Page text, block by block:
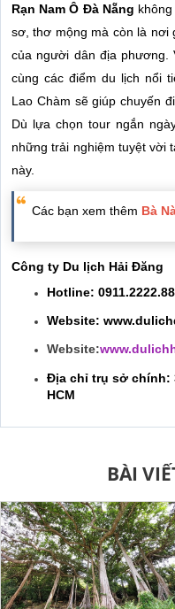
Rạn Nam Ô Đà Nẵng
sơ, thơ mộng mà còn là nơi
của người dân địa phương.
cùng các điểm du lịch nổi
Lao Chàm sẽ giúp chuyến
Dù lựa chọn tour ngắn
những trải nghiệm tuyệt vời
này.
Các bạn xem thêm Bà
Công ty Du lịch Hải Đăng
Hotline:
Website:
Website:
Địa chỉ trụ sở chính:
HCM
BÀI